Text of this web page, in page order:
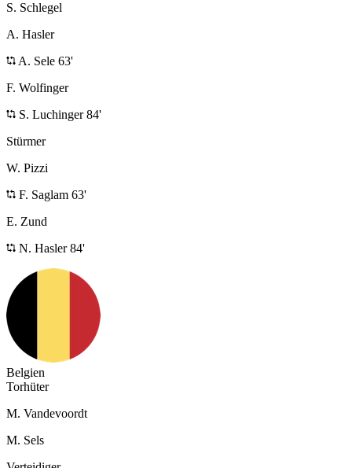
S. Schlegel
A. Hasler
A. Sele 63'
F. Wolfinger
S. Luchinger 84'
Stürmer
W. Pizzi
F. Saglam 63'
E. Zund
N. Hasler 84'
Belgien
Torhüter
M. Vandevoordt
M. Sels